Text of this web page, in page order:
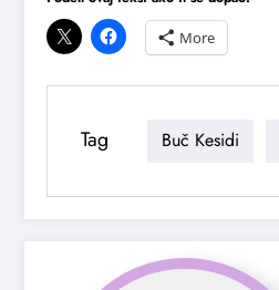
More
Tag Buč Kesidi